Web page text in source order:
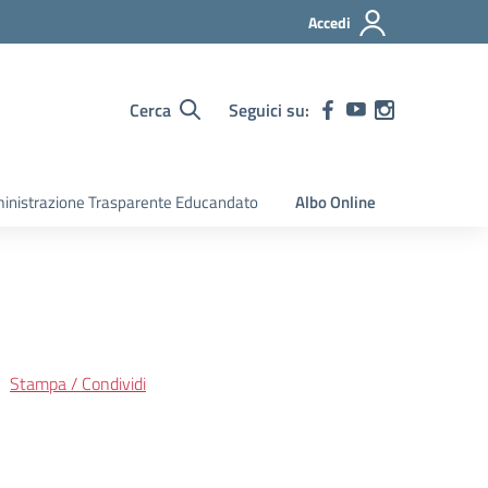
Accedi
Cerca Seguici su:
Trasparente Educandato Albo Online
Stampa / Condividi